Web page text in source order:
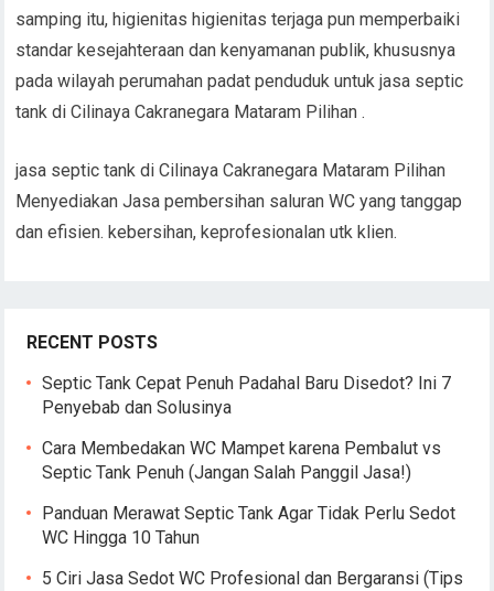
samping itu, higienitas higienitas terjaga pun memperbaiki
standar kesejahteraan dan kenyamanan publik, khususnya
pada wilayah perumahan padat penduduk untuk jasa septic
tank di Cilinaya Cakranegara Mataram Pilihan .
jasa septic tank di Cilinaya Cakranegara Mataram Pilihan
Menyediakan Jasa pembersihan saluran WC yang tanggap
dan efisien. kebersihan, keprofesionalan utk klien.
RECENT POSTS
Septic Tank Cepat Penuh Padahal Baru Disedot? Ini 7
Penyebab dan Solusinya
Cara Membedakan WC Mampet karena Pembalut vs
Septic Tank Penuh (Jangan Salah Panggil Jasa!)
Panduan Merawat Septic Tank Agar Tidak Perlu Sedot
WC Hingga 10 Tahun
5 Ciri Jasa Sedot WC Profesional dan Bergaransi (Tips